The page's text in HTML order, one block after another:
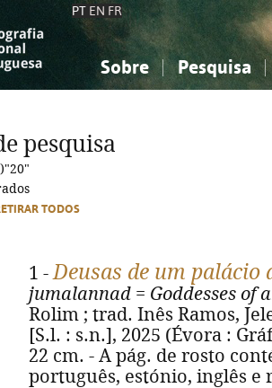
PT EN FR
Sobre Pesquisa
Ciências sociais...
Ciências sociais...
pesquisa
TODOS
1 -Deusas de um palácio
jumalannad = Goddesses of
Rolim ; trad. Inês Ramos,
[S.l. : s.n.], 2025 (Évora :
22 cm. - A pág. de rosto
português, estónio, inglês e